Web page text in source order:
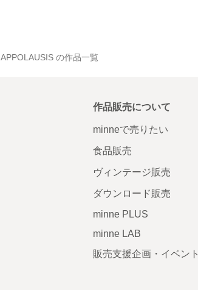
APPOLAUSIS の作品一覧
作品販売について
minneで売りたい
食品販売
ヴィンテージ販売
ダウンロード販売
minne PLUS
minne LAB
販売支援企画・イベント